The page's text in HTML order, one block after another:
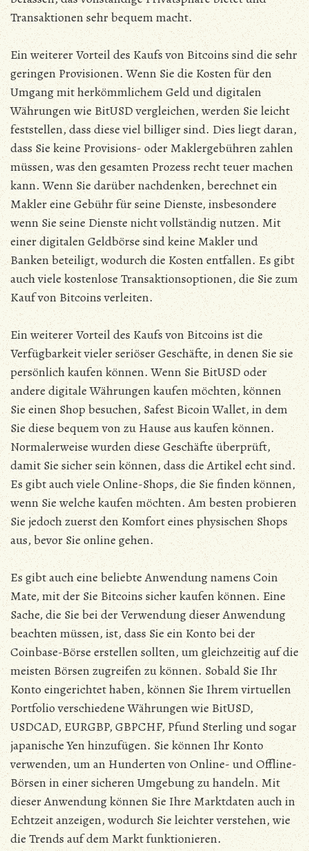
Transaktionen sehr bequem macht.
Ein weiterer Vorteil des Kaufs von Bitcoins sind die sehr
geringen Provisionen. Wenn Sie die Kosten für den
Umgang mit herkömmlichem Geld und digitalen
Währungen wie BitUSD vergleichen, werden Sie leicht
feststellen, dass diese viel billiger sind. Dies liegt daran,
dass Sie keine Provisions- oder Maklergebühren zahlen
müssen, was den gesamten Prozess recht teuer machen
kann. Wenn Sie darüber nachdenken, berechnet ein
Makler eine Gebühr für seine Dienste, insbesondere
wenn Sie seine Dienste nicht vollständig nutzen. Mit
einer digitalen Geldbörse sind keine Makler und
Banken beteiligt, wodurch die Kosten entfallen. Es gibt
auch viele kostenlose Transaktionsoptionen, die Sie zum
Kauf von Bitcoins verleiten.
Ein weiterer Vorteil des Kaufs von Bitcoins ist die
Verfügbarkeit vieler seriöser Geschäfte, in denen Sie sie
persönlich kaufen können. Wenn Sie BitUSD oder
andere digitale Währungen kaufen möchten, können
Sie einen Shop besuchen, Safest Bicoin Wallet, in dem
Sie diese bequem von zu Hause aus kaufen können.
Normalerweise wurden diese Geschäfte überprüft,
damit Sie sicher sein können, dass die Artikel echt sind.
Es gibt auch viele Online-Shops, die Sie finden können,
wenn Sie welche kaufen möchten. Am besten probieren
Sie jedoch zuerst den Komfort eines physischen Shops
aus, bevor Sie online gehen.
Es gibt auch eine beliebte Anwendung namens Coin
Mate, mit der Sie Bitcoins sicher kaufen können. Eine
Sache, die Sie bei der Verwendung dieser Anwendung
beachten müssen, ist, dass Sie ein Konto bei der
Coinbase-Börse erstellen sollten, um gleichzeitig auf die
meisten Börsen zugreifen zu können. Sobald Sie Ihr
Konto eingerichtet haben, können Sie Ihrem virtuellen
Portfolio verschiedene Währungen wie BitUSD,
USDCAD, EURGBP, GBPCHF, Pfund Sterling und sogar
japanische Yen hinzufügen. Sie können Ihr Konto
verwenden, um an Hunderten von Online- und Offline-
Börsen in einer sicheren Umgebung zu handeln. Mit
dieser Anwendung können Sie Ihre Marktdaten auch in
Echtzeit anzeigen, wodurch Sie leichter verstehen, wie
die Trends auf dem Markt funktionieren.